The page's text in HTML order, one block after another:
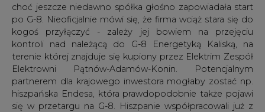
choć jeszcze niedawno spółka głośno zapowiadała start
po G-8. Nieoficjalnie mówi się, że firma wciąż stara się do
kogoś przyłączyć - zależy jej bowiem na przejęciu
kontroli nad należącą do G-8 Energetyką Kaliską, na
terenie której znajduje się kupiony przez Elektrim Zespół
Elektrowni Pątnów-Adamów-Konin. Potencjalnym
partnerem dla krajowego inwestora mogłaby zostać np.
hiszpańska Endesa, która prawdopodobnie także pojawi
się w przetargu na G-8. Hiszpanie współpracowali już z